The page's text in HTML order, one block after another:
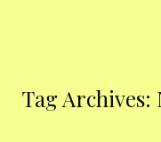
Tag Archives: